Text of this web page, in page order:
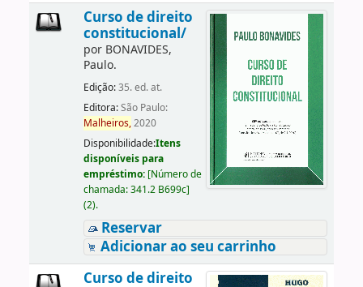
Curso de direito
constitucional/
por BONAVIDES,
Paulo.
Edição:35. ed. at.
Editora:São Paulo:
Malheiros,2020
Disponibilidade:Itens
disponíveis para
empréstimo: [Número de
chamada:341.2 B699c]
(2).
Reservar
Adicionar ao seu carrinho
Curso de direito